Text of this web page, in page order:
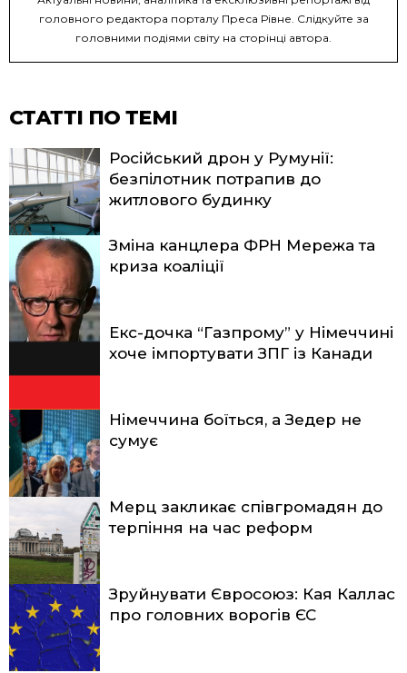
головного редактора порталу Преса Рівне. Слідкуйте за
головними подіями світу на сторінці автора.
СТАТТІ ПО ТЕМІ
Російський дрон у Румунії:
безпілотник потрапив до
житлового будинку
Зміна канцлера ФРН Мережа та
криза коаліції
Екс-дочка “Газпрому” у Німеччині
хоче імпортувати ЗПГ із Канади
Німеччина боїться, а Зедер не
сумує
Мерц закликає співгромадян до
терпіння на час реформ
Зруйнувати Євросоюз: Кая Каллас
про головних ворогів ЄС